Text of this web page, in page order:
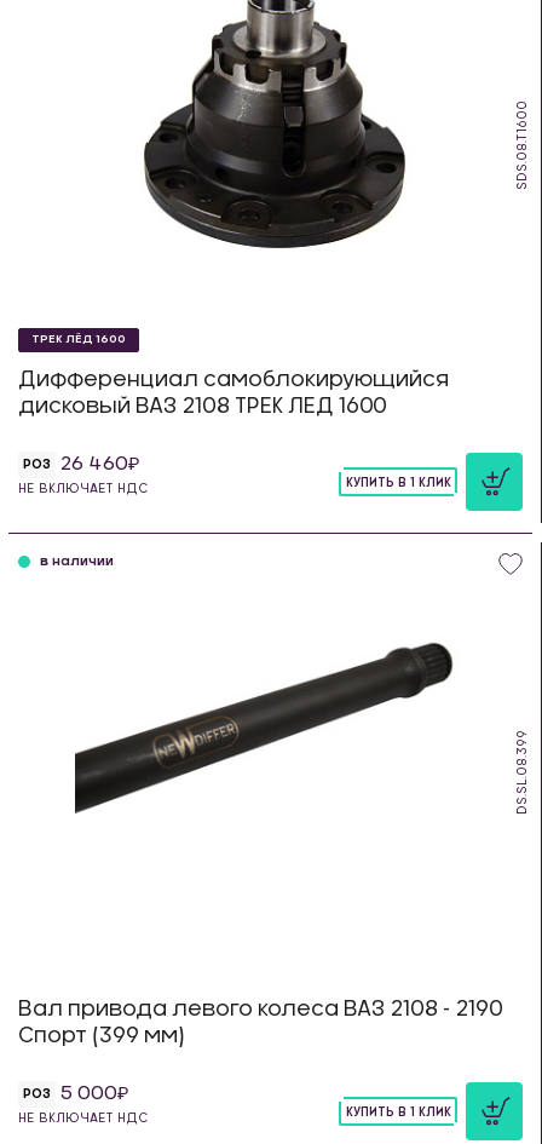
SDS.08.T1600
ТРЕК ЛЁД 1600
Дифференциал самоблокирующийся
дисковый ВАЗ 2108 ТРЕК ЛЕД 1600
РОЗ 26 460
НЕ ВКЛЮЧАЕТ НДС
КУПИТЬ В 1 КЛИК
DS.SL.08.399
в наличии
Вал привода левого колеса ВАЗ 2108 - 2190
Спорт (399 мм)
РОЗ 5 000
НЕ ВКЛЮЧАЕТ НДС
КУПИТЬ В 1 КЛИК